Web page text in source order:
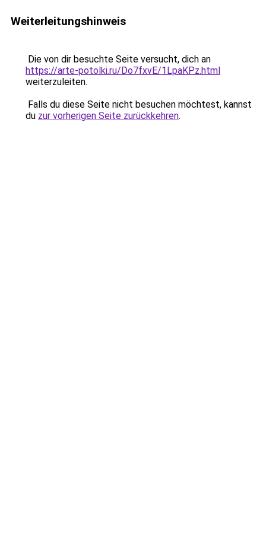
Weiterleitungshinweis
Die von dir besuchte Seite versucht, dich an
https://arte-potolki.ru/Do7fxvE/1LpaKPz.html
weiterzuleiten.
Falls du diese Seite nicht besuchen möchtest, kannst
du zur vorherigen Seite zurückkehren.